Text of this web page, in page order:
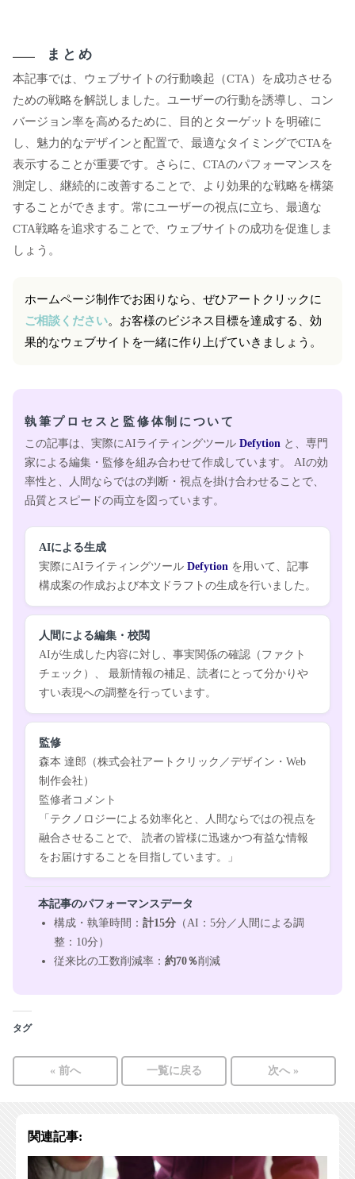
まとめ
本記事では、ウェブサイトの行動喚起（CTA）を成功させる
ための戦略を解説しました。ユーザーの行動を誘導し、コン
バージョン率を高めるために、目的とターゲットを明確に
し、魅力的なデザインと配置で、最適なタイミングでCTAを
表示することが重要です。さらに、CTAのパフォーマンスを
測定し、継続的に改善することで、より効果的な戦略を構築
することができます。常にユーザーの視点に立ち、最適な
CTA戦略を追求することで、ウェブサイトの成功を促進しま
しょう。
ホームページ制作でお困りなら、ぜひアートクリックに
ご相談ください。お客様のビジネス目標を達成する、効
果的なウェブサイトを一緒に作り上げていきましょう。
執筆プロセスと監修体制について
この記事は、実際にAIライティングツール Defytion と、専門
家による編集・監修を組み合わせて作成しています。 AIの効
率性と、人間ならではの判断・視点を掛け合わせることで、
品質とスピードの両立を図っています。
AIによる生成
実際にAIライティングツール Defytion を用いて、記事
構成案の作成および本文ドラフトの生成を行いました。
人間による編集・校閲
AIが生成した内容に対し、事実関係の確認（ファクト
チェック）、 最新情報の補足、読者にとって分かりや
すい表現への調整を行っています。
監修
森本 達郎（株式会社アートクリック／デザイン・Web
制作会社）
監修者コメント
「テクノロジーによる効率化と、人間ならではの視点を
融合させることで、
読者の皆様に迅速かつ有益な情報
をお届けすることを目指しています。」
本記事のパフォーマンスデータ
構成・執筆時間： 計15分（AI：5分／人間による調
整：10分）
従来比の工数削減率： 約70％削減
タグ
« 前へ 一覧に戻る 次へ »
関連記事: